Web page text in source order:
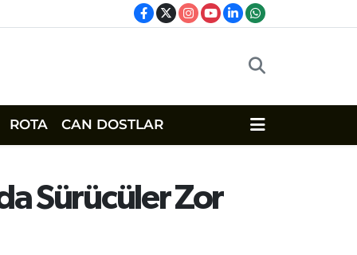
ROTA CAN DOSTLAR
Sürücüler Zor